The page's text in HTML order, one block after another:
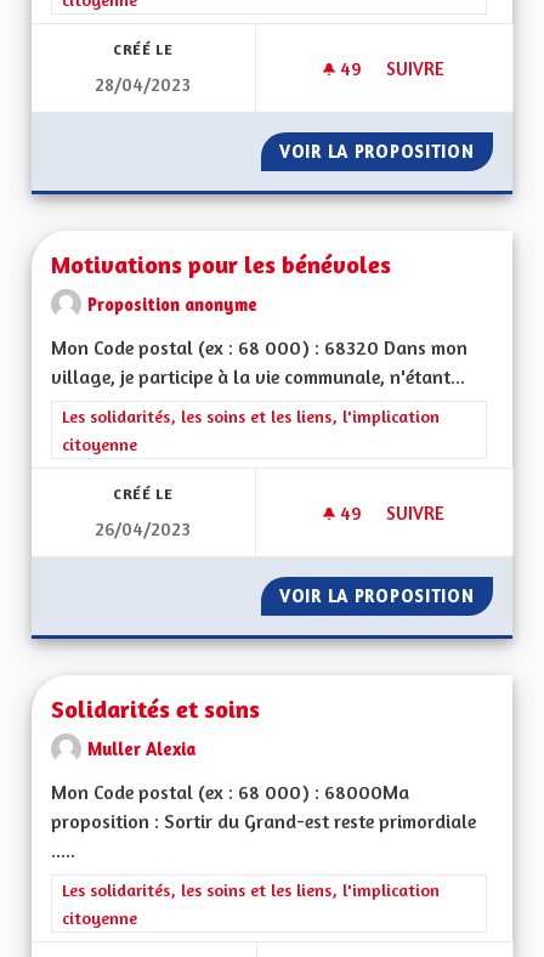
CRÉÉ LE
28/04/2023
49 49 ABONNÉS
SUIVRE
VOIR LA PROPOSITION POUR
Motivations pour les bénévoles
Proposition anonyme
Mon Code postal (ex : 68 000) : 68320 Dans mon
village, je participe à la vie communale, n'étant...
Filtrer les résultats de la catégorie : Les solidarités, les soins
Les solidarités, les soins et les liens, l'implication
citoyenne
CRÉÉ LE
26/04/2023
49 49 ABONNÉS
SUIVRE
VOIR LA PROPOSITION
Solidarités et soins
Muller Alexia
Mon Code postal (ex : 68 000) : 68000Ma
proposition : Sortir du Grand-est reste primordiale
.....
Filtrer les résultats de la catégorie : Les solidarités, les soins
Les solidarités, les soins et les liens, l'implication
citoyenne